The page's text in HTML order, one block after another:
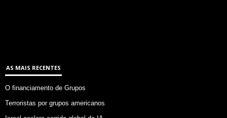
AS MAIS RECENTES
O financiamento de Grupos
Terroristas por grupos americanos